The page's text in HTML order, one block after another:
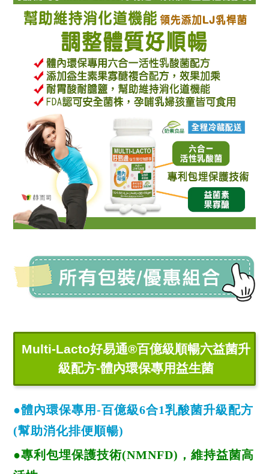
Multi-Lacto好易通®百億級順暢六益菌升
級配方-體內環保專用益生菌
●體內環保專用-百億級6合1乳酸菌升級配方
(幫助消化排便順暢)
●專利包埋保護技術(NMNFD)，維持益菌高